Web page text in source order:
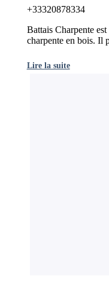
+33320878334
Battais Charpente
charpente en bois. Il
Lire la suite